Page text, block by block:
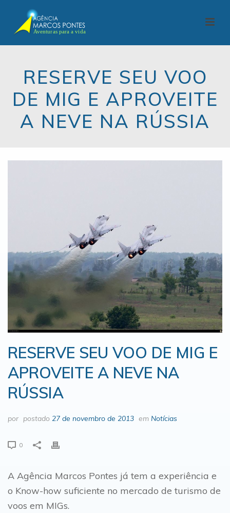
RESERVE SEU VOO
DE MIG E APROVEITE
A NEVE NA RÚSSIA
RESERVE SEU VOO DE MIG E
APROVEITE A NEVE NA
RÚSSIA
por postado 27 de novembro de 2013 em Notícias
0
A Agência Marcos Pontes já tem a experiência e
o Know-how suficiente no mercado de turismo de
voos em MIGs.